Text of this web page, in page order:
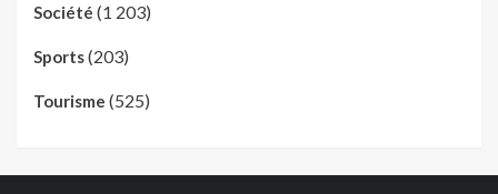
Société (1 203)
Sports(203)
Tourisme (525)